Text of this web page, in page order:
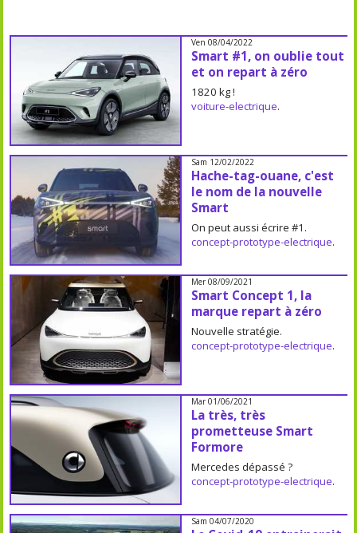
Ven 08/04/2022
Smart #1, on oublie tout
et on repart à zéro
1820 kg !
voiture-electrique.
Sam 12/02/2022
Hache-tag-ouane, c'est
le nom de la nouvelle
Smart
On peut aussi écrire #1.
concept-prototype-electrique.
Mer 08/09/2021
Smart Concept 1, la
marque repart à zéro
Nouvelle stratégie.
concept-prototype-electrique.
Mar 01/06/2021
La très, très
prometteuse Smart
Formore
Mercedes dépassé ?
concept-prototype-electrique.
Sam 04/07/2020